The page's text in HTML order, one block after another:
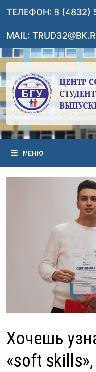
Перейти
содержимому
ТЕЛЕФОН: 8 (4832)
MAIL:
МЕНЮ
Хочешь
«soft